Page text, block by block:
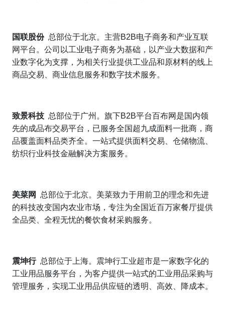
国联股份 总部位于北京。主营B2B电子商务和产业互联
网平台。公司以工业电子商务为基础，以产业大数据和产
业数字化为支撑，为相关行业提供工业品和原材料的线上
商品交易、商业信息服务和数字技术服务。
致景科技 总部位于广州。旗下B2B平台百布网是国内领
先的成品布交易平台，已服务全国超九成面料一批商，商
品覆盖面料品类齐全。一站式提供面料交易、仓储物流、
纺织行业科技金融解决方案服务。
美菜网
总部位于北京。美菜致力于用前卫的理念和先进
的科技改变国内农业市场，专注为全国近百万家餐厅提供
全品类、全程无忧的餐饮食材采购服务。
震坤行 总部位于上海。震坤行工业超市是一家数字化的
工业用品服务平台，为客户提供一站式的工业用品采购与
管理服务，实现工业用品供应链的透明、高效、降成本。